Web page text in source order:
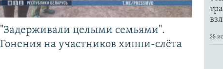
"Задерживали целыми семьями".
Гонения на участников хиппи-слёта